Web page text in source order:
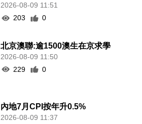
2026-08-09 11:51
203
0
北京澳聯:逾1500澳生在京求學
2026-08-09 11:50
229
0
內地7月CPI按年升0.5%
2026-08-09 11:37